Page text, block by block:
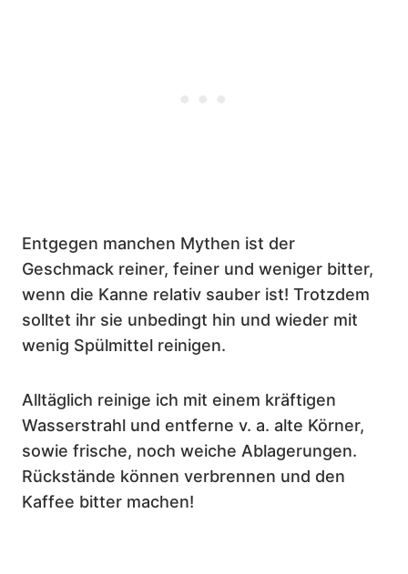
Entgegen manchen Mythen ist der
Geschmack reiner, feiner und weniger bitter,
wenn die Kanne relativ sauber ist! Trotzdem
solltet ihr sie unbedingt hin und wieder mit
wenig Spülmittel reinigen.
Alltäglich reinige ich mit einem kräftigen
Wasserstrahl und entferne v. a. alte Körner,
sowie frische, noch weiche Ablagerungen.
Rückstände können verbrennen und den
Kaffee bitter machen!